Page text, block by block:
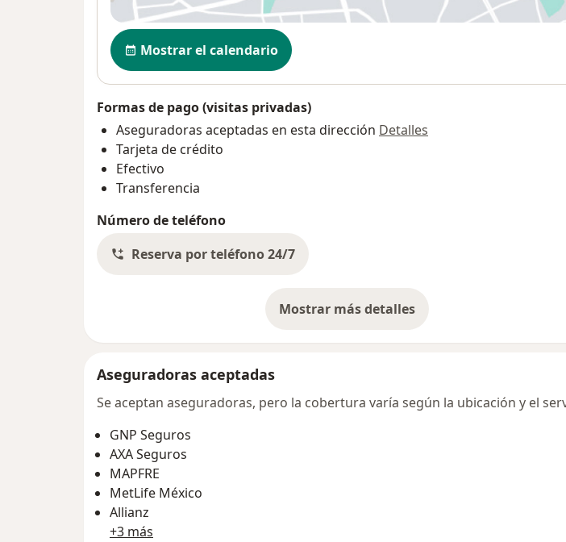
Disponibilidad
Mostrar el calendario
Formas de pago (visitas privadas)
Aseguradoras aceptadas en esta dirección Detalles
Tarjeta de crédito
Efectivo
Transferencia
Número de teléfono
Reserva por teléfono 24/7
Mostrar más detalles
sobre la dirección
Aseguradoras aceptadas
Se aceptan aseguradoras, pero la cobertura varía según la ubicación y el
GNP Seguros
AXA Seguros
MAPFRE
MetLife México
Allianz
+3 más